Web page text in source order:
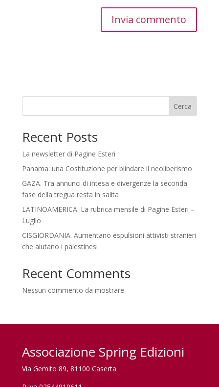
Cerca
Recent Posts
La newsletter di Pagine Esteri
Panama: una Costituzione per blindare il neoliberismo
GAZA. Tra annunci di intesa e divergenze la seconda
fase della tregua resta in salita
LATINOAMERICA. La rubrica mensile di Pagine Esteri –
Luglio
CISGIORDANIA. Aumentano espulsioni attivisti stranieri
che aiutano i palestinesi
Recent Comments
Nessun commento da mostrare.
Associazione Spring Edizioni
Via Gemito 89, 81100 Caserta